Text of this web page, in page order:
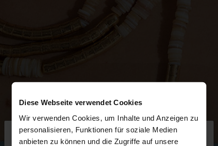
Diese Webseite verwendet Cookies
Wir verwenden Cookies, um Inhalte und Anzeigen zu
personalisieren, Funktionen für soziale Medien
anbieten zu können und die Zugriffe auf unsere
hallo